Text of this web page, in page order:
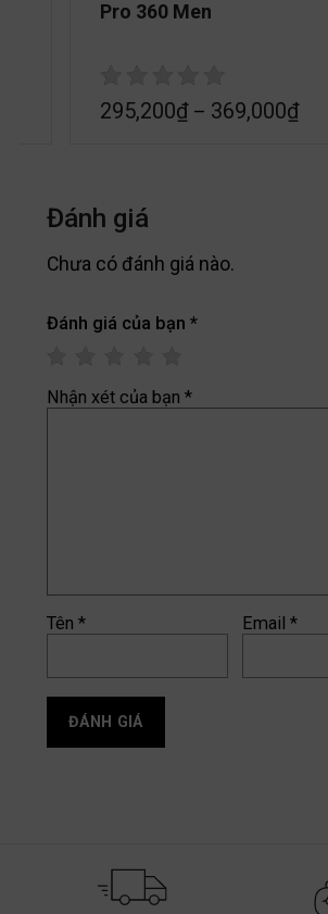
Pro 360 Men
295,200₫– 369,000₫
Đánh giá
Chưa có đánh giá nào.
Đánh giá của bạn *
Nhận xét của bạn *
Tên * Email*